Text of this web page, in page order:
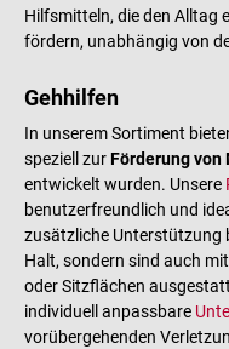
Hilfsmitteln, die den Alltag
fördern, unabhängig von
Gehhilfen
In unserem Sortiment
speziell zurFörderung
entwickelt wurden. Unsere
benutzerfreundlich und
zusätzliche Unterstützung
Halt, sondern sind auch
oder Sitzflächen
individuell anpassbare
vorübergehenden